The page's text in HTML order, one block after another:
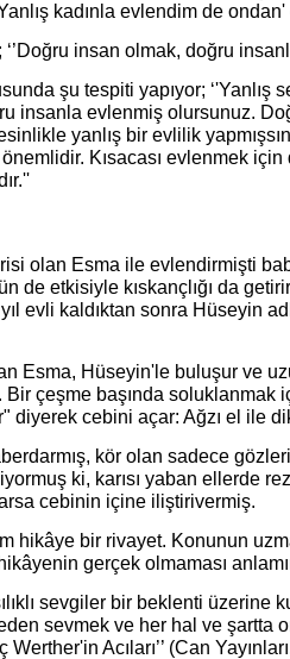
kadınla evlendim de ondan'
insan olmak, doğru
şu tespiti yapıyor; ‘'Yanlış
insanla evlenmiş olursunuz.
yanlış bir evlilik
Kısacası evlenmek için
olan Esma ile evlendirmişti
de etkisiyle kıskançlığı da
evli kaldıktan sonra Hüseyin
Esma, Hüseyin'le buluşur ve
çeşme başında soluklanmak
diyerek cebini açar: Ağzı el ile
kör olan sadece
ki, karısı yaban ellerde
cebinin içine iliştirivermiş.
hikâye bir rivayet. Konunun
gerçek olmaması
sevgiler bir beklenti üzerine
sevmek ve her hal ve şartta
Acıları’’ (Can